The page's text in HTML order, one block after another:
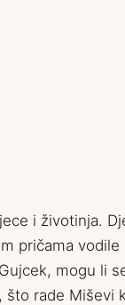
i životinja.
pričama
mogu li
rade Miševi